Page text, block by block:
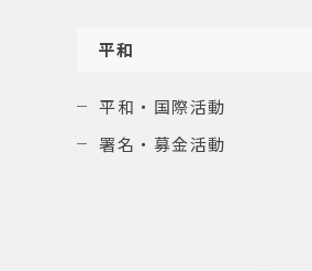
平和
平和・国際活動
署名・募金活動